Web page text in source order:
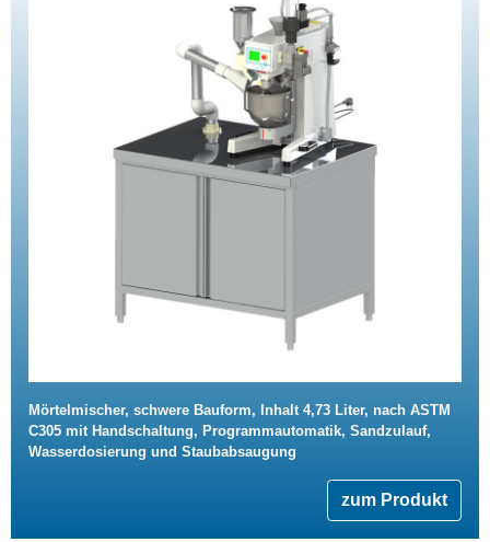
Mörtelmischer, schwere Bauform, Inhalt 4,73 Liter, nach ASTM
C305 mit Handschaltung, Programmautomatik, Sandzulauf,
Wasserdosierung und Staubabsaugung
zum Produkt